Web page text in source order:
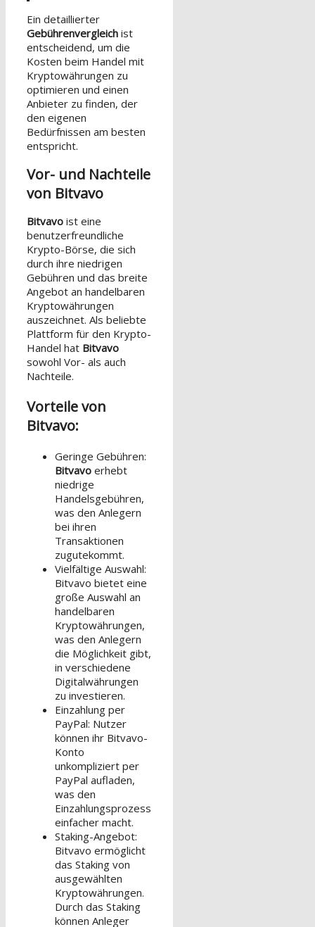
Ein detaillierter
Gebührenvergleich ist
entscheidend, um die
Kosten beim Handel mit
Kryptowährungen zu
optimieren und einen
Anbieter zu finden, der
den eigenen
Bedürfnissen am besten
entspricht.
Vor- und Nachteile
von Bitvavo
Bitvavo ist eine
benutzerfreundliche
Krypto-Börse, die sich
durch ihre niedrigen
Gebühren und das breite
Angebot an handelbaren
Kryptowährungen
auszeichnet. Als beliebte
Plattform für den Krypto-
Handel hat Bitvavo
sowohl Vor- als auch
Nachteile.
Vorteile von
Bitvavo:
Geringe Gebühren:
Bitvavo erhebt
niedrige
Handelsgebühren,
was den Anlegern
bei ihren
Transaktionen
zugutekommt.
Vielfältige Auswahl:
Bitvavo bietet eine
große Auswahl an
handelbaren
Kryptowährungen,
was den Anlegern
die Möglichkeit gibt,
in verschiedene
Digitalwährungen
zu investieren.
Einzahlung per
PayPal: Nutzer
können ihr Bitvavo-
Konto
unkompliziert per
PayPal aufladen,
was den
Einzahlungsprozess
einfacher macht.
Staking-Angebot:
Bitvavo ermöglicht
das Staking von
ausgewählten
Kryptowährungen.
Durch das Staking
können Anleger